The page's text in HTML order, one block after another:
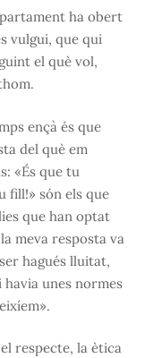
ha obert
vulgui, que qui
el què vol,
ençà és que
del què em
«És que tu
fill!» són els que
que han optat
meva resposta va
hagués lluitat,
unes normes
respecte, la ètica